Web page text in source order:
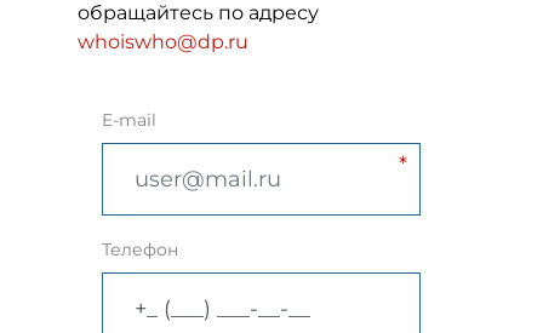
обращайтесь по адресу
whoiswho@dp.ru
E-mail
Телефон